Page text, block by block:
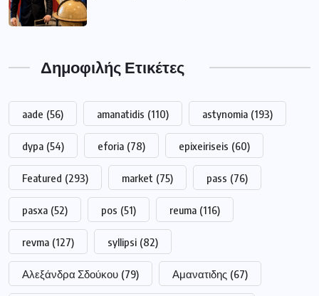
Δημοφιλής Ετικέτες
aade (56) amanatidis (110) astynomia (193)
dypa (54) eforia (78) epixeiriseis (60)
Featured (293) market (75) pass (76)
pasxa (52) pos (51) reuma (116)
revma (127) syllipsi (82)
Αλεξάνδρα Σδούκου (79) Αμανατιδης (67)